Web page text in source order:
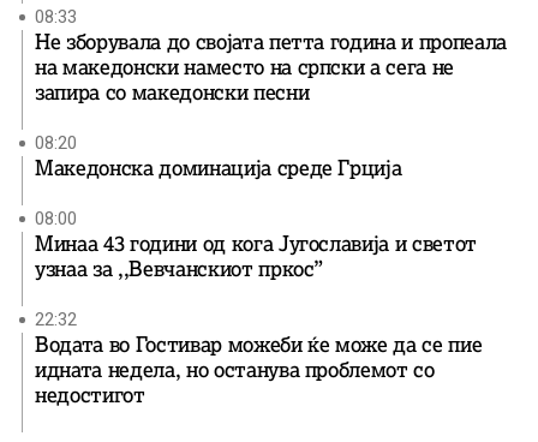
08:33
Не зборувала до својата петта година и пропеала
на македонски наместо на српски а сега не
запира со македонски песни
08:20
Македонска доминација среде Грција
08:00
Минаа 43 години од кога Југославија и светот
узнаа за ,,Вевчанскиот пркос”
22:32
Водата во Гостивар можеби ќе може да се пие
идната недела, но останува проблемот со
недостигот